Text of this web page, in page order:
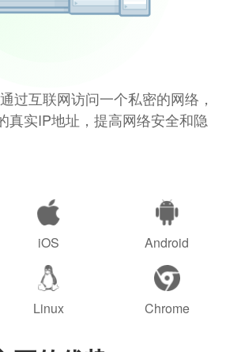
过互联网访问一个私密的网络，
真实IP地址，提高网络安全和隐
iOS Android
Linux Chrome